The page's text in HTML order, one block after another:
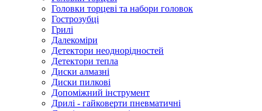
Головки торцеві та набори головок
Гострозубці
Грилі
Далекоміри
Детектори неоднорідностей
Детектори тепла
Диски алмазні
Диски пилкові
Допоміжний інструмент
Дрилі - гайковерти пневматичні